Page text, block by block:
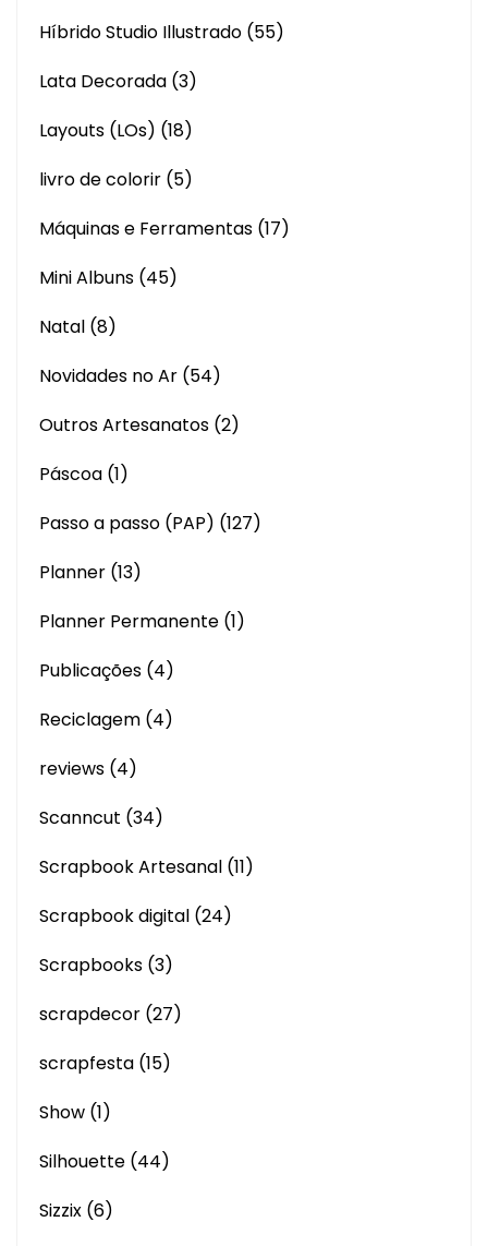
Híbrido Studio Illustrado (55)
Lata Decorada (3)
Layouts (LOs) (18)
livro de colorir (5)
Máquinas e Ferramentas (17)
Mini Albuns (45)
Natal (8)
Novidades no Ar (54)
Outros Artesanatos (2)
Páscoa (1)
Passo a passo (PAP) (127)
Planner (13)
Planner Permanente (1)
Publicações (4)
Reciclagem (4)
reviews (4)
Scanncut (34)
Scrapbook Artesanal (11)
Scrapbook digital (24)
Scrapbooks (3)
scrapdecor (27)
scrapfesta (15)
Show (1)
Silhouette (44)
Sizzix (6)